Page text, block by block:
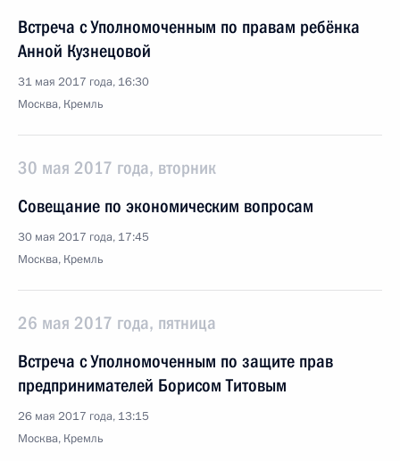
Встреча с Уполномоченным по правам ребёнка
Анной Кузнецовой
31 мая 2017 года, 16:30
Москва, Кремль
30 мая 2017 года, вторник
Совещание по экономическим вопросам
30 мая 2017 года, 17:45
Москва, Кремль
26 мая 2017 года, пятница
Встреча с Уполномоченным по защите прав
предпринимателей Борисом Титовым
26 мая 2017 года, 13:15
Москва, Кремль